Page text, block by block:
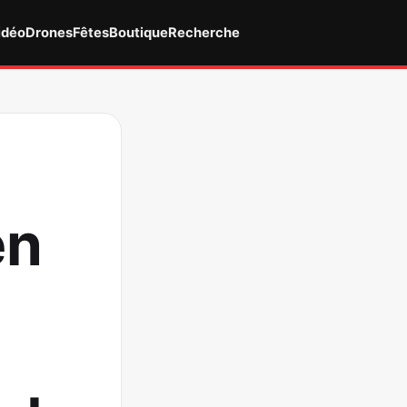
DronesFêtesBoutiqueRecherche